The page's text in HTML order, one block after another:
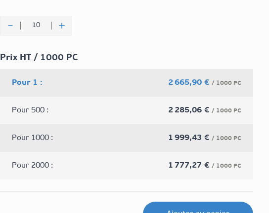
Quantité
Prix HT / 1000 PC
Pour 1 : 2 665,90 € / 1000 PC
Pour 500 : 2 285,06 € / 1000 PC
Pour 1000 : 1 999,43 € / 1000 PC
Pour 2000 : 1 777,27 € / 1000 PC